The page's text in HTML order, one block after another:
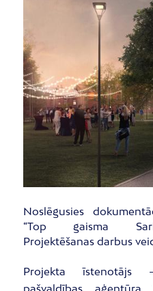
Noslēgusies
“Top gaisma
Projektēšanas darbus
Projekta īstenotājs
pašvaldības aģentūra